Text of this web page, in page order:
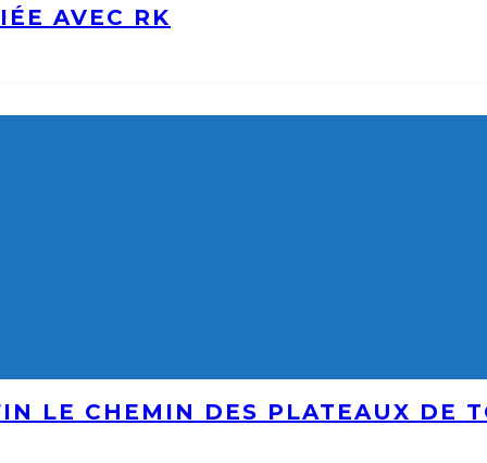
AVEC RK
LE CHEMIN DES PLATEAUX DE